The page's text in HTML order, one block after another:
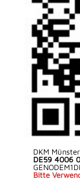
DKM Münster
DE59 4006
Bitte